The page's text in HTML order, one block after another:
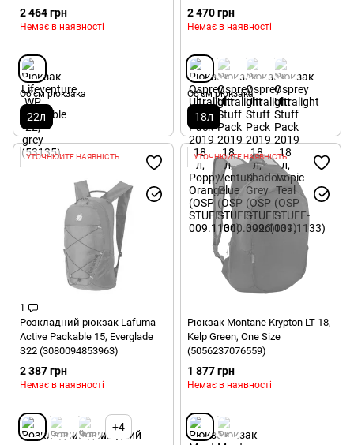
2 464 грн
Немає в наявності
Об'єм рюкзака
22л
2 470 грн
Немає в наявності
Об'єм рюкзака
18л
УТОЧНЮЙТЕ НАЯВНІСТЬ
1
Розкладний рюкзак Lafuma
Active Packable 15, Everglade
S22 (3080094853963)
2 387 грн
Немає в наявності
+4
УТОЧНЮЙТЕ НАЯВНІСТЬ
Рюкзак Montane Krypton LT 18,
Kelp Green, One Size
(5056237076559)
1 877 грн
Немає в наявності